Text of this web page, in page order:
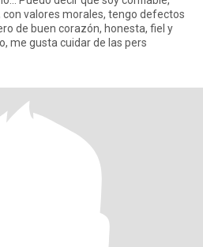
de buen corazón, honesta, fiel y
me gusta cuidar de las pers